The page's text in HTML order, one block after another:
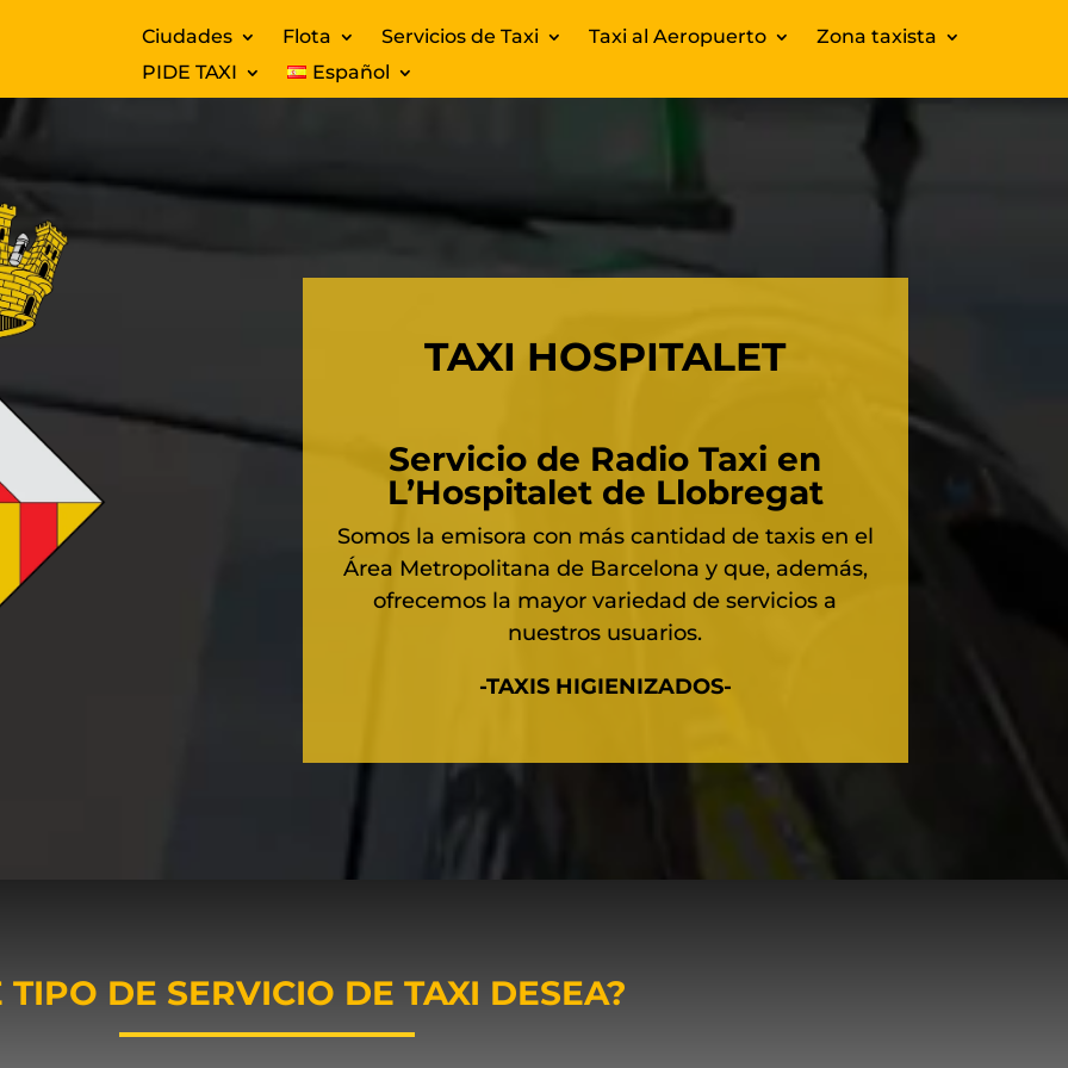
Ciudades Flota Servicios de Taxi Taxi al Aeropuerto
Zona taxista
PIDE TAXI
Español
TAXI HOSPITALET
Servicio de Radio Taxi en
L’Hospitalet de Llobregat
Somos la emisora con más cantidad de taxis en el
Área Metropolitana de Barcelona y que, además,
ofrecemos la mayor variedad de servicios a
nuestros usuarios.
-TAXIS HIGIENIZADOS-
TIPO DE SERVICIO DE TAXI DESEA?